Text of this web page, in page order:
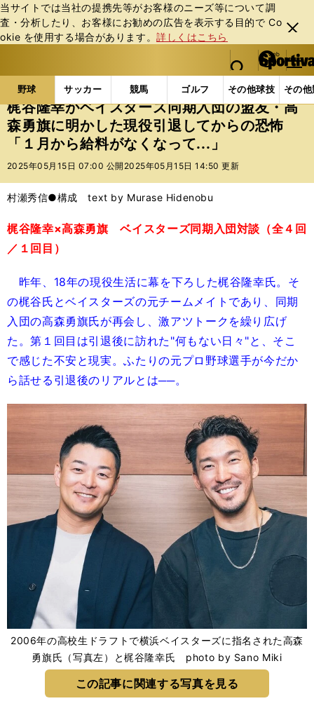
当サイトでは当社の提携先等がお客様のニーズ等について調
査・分析したり、お客様にお勧めの広告を表⽰する⽬的で Co
okie を使⽤する場合があります。詳しくはこちら
閉じ
る
web Sportiva (webスポルティーバ)
検索
マイペ
ー
ジ
メニュ
野球 サッカー 競馬 ゴルフ その他球技 その
b
ス
ポ
ル
テ
ー
バ
野球の記事一覧 プロ野球 梶谷隆幸がベイスターズ
梶谷隆幸がベイスターズ同期入団の盟友・高
森勇旗に明かした現役引退してからの恐怖
「１月から給料がなくなって...」
2025年05月15日 07:00 公開 2025年05月15日 14:50 更新
村瀬秀信●構成 text by Murase Hidenobu
梶谷隆幸×高森勇旗 ベイスターズ同期入団対談（全４回
／１回目）
昨年、18年の現役生活に幕を下ろした梶谷隆幸氏。そ
の梶谷氏とベイスターズの元チームメイトであり、同期
入団の高森勇旗氏が再会し、激アツトークを繰り広げ
た。第１回目は引退後に訪れた"何もない日々"と、そこ
で感じた不安と現実。ふたりの元プロ野球選手が今だか
ら話せる引退後のリアルとは──。
2006年の高校生ドラフトで横浜ベイスターズに指名された高森
勇旗氏（写真左）と梶谷隆幸氏 photo by Sano Miki
この記事に関連する写真を見る